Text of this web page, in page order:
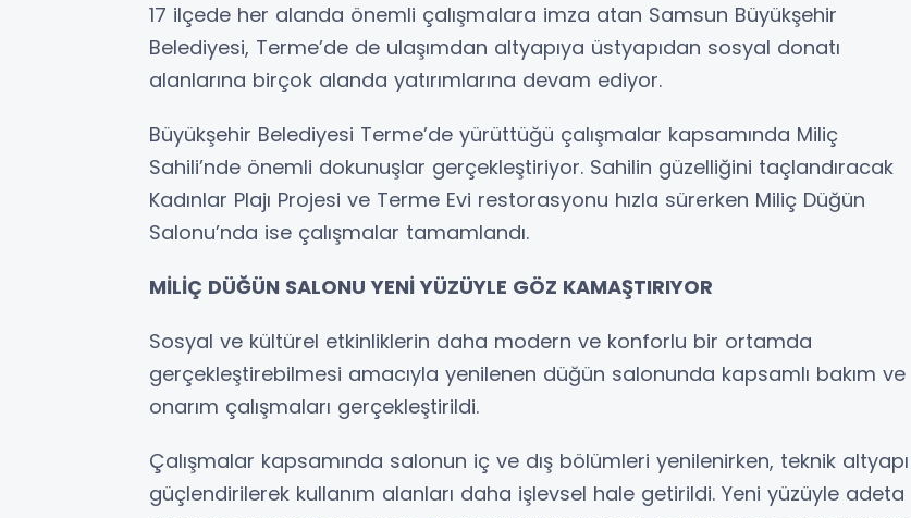
17 ilçede her alanda önemli çalışmalara imza atan Samsun Büyükşehir
Belediyesi, Terme’de de ulaşımdan altyapıya üstyapıdan sosyal donatı
alanlarına birçok alanda yatırımlarına devam ediyor.
Büyükşehir Belediyesi Terme’de yürüttüğü çalışmalar kapsamında Miliç
Sahili’nde önemli dokunuşlar gerçekleştiriyor. Sahilin güzelliğini taçlandıracak
Kadınlar Plajı Projesi ve Terme Evi restorasyonu hızla sürerken Miliç Düğün
Salonu’nda ise çalışmalar tamamlandı.
MİLİÇ DÜĞÜN SALONU YENİ YÜZÜYLE GÖZ KAMAŞTIRIYOR
Sosyal ve kültürel etkinliklerin daha modern ve konforlu bir ortamda
gerçekleştirebilmesi amacıyla yenilenen düğün salonunda kapsamlı bakım ve
onarım çalışmaları gerçekleştirildi.
Çalışmalar kapsamında salonun iç ve dış bölümleri yenilenirken, teknik altyapı
güçlendirilerek kullanım alanları daha işlevsel hale getirildi. Yeni yüzüyle adeta